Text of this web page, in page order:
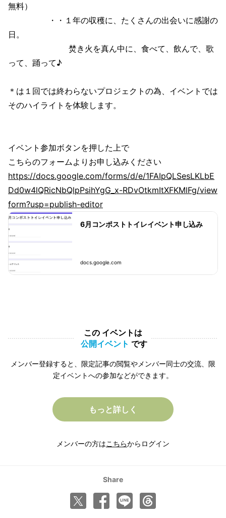
無料）
・・１年の収穫に、たくさんの出会いに感謝の
日。
焚き火を真ん中に、食べて、飲んで、歌
って、踊って♪
＊は１回では終わらないプロジェクトの為、イベントでは
そのハイライトを体験します。
イベント参加ボタンを押した上で
こちらのフォームよりお申し込みください
https://docs.google.com/forms/d/e/1FAIpQLSesLKLbE
Dd0w4lQRicNbQlpPsihYgG_x-RDvOtkmItXFKMlFg/view
form?usp=publish-editor
6月コンポストトイレイベント申し込み
docs.google.com
この イベントは
公開イベント です
メンバー登録すると、限定記事の閲覧やメンバー同士の交流、限
定イベントへの参加などができます。
もっと詳しく
メンバーの方はこちらからログイン
Share